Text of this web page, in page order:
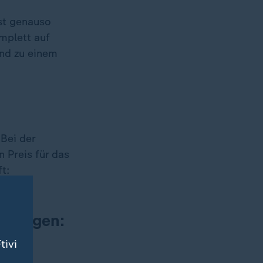
genauso
auf
zu einem
der
Preis für das
sagen: